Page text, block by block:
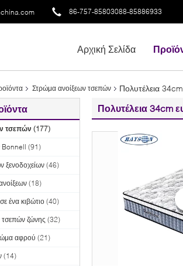
86-757-85803088-85886933
Αρχική Σελίδα
Στρώμα ανοίξεων τσεπών Πολυτέλεια
τσεπών (177)
Bonnell (91)
ξενοδοχείων (46)
(18)
ένα κιβώτιο(40)
ζώνης (32)
αφρού (21)
(14)
Πολυτέλεια 34cm